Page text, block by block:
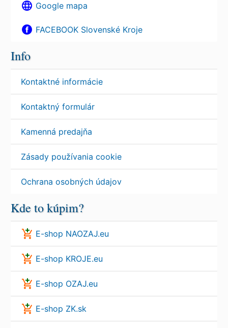
Google mapa
FACEBOOK Slovenské Kroje
Info
Kontaktné informácie
Kontaktný formulár
Kamenná predajňa
Zásady používania cookie
Ochrana osobných údajov
Kde to kúpim?
E-shop NAOZAJ.eu
E-shop KROJE.eu
E-shop OZAJ.eu
E-shop ZK.sk